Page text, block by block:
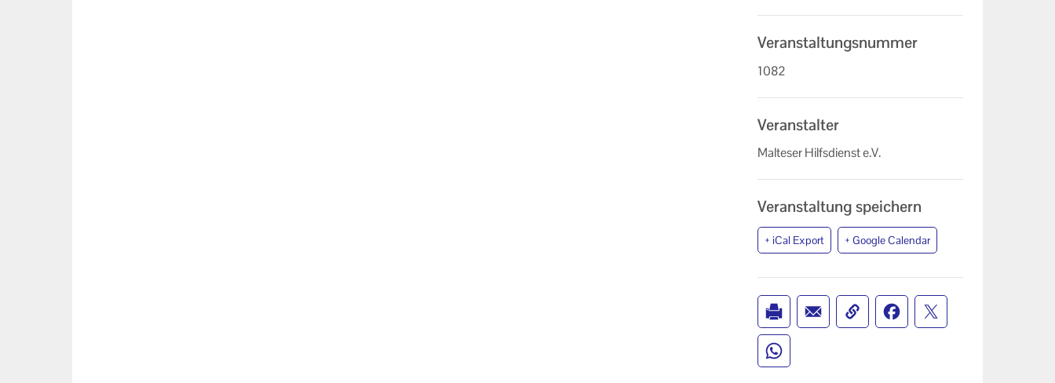
Veranstaltungsnummer
1082
Veranstalter
Malteser Hilfsdienst e.V.
Veranstaltung speichern
+ iCal Export + Google Calendar